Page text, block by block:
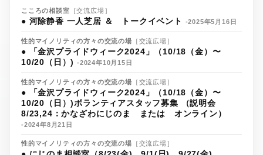
こころの相談室 ［交流広場］
● 河除静香 一人芝居 ＆ トークイベント -2025年5月16日
性的マイノリティの方々の交流の場 ［交流広場］
●
「金沢プライドウィーク2024」（10/18（金）〜
10/20（日）) -2024年10月15日
性的マイノリティの方々の交流の場 ［交流広場］
●
「金沢プライドウィーク2024」（10/18（金）〜
10/20（日）)ボランティアスタッフ募集 （説明会
8/23,24：かなざわにじのま または オンライン）
-2024年8月21日
性的マイノリティの方々の交流の場 ［交流広場］